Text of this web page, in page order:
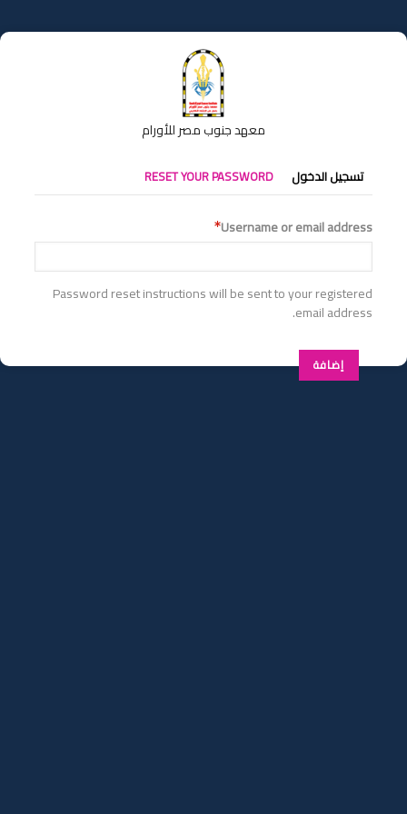
إلى
المحتوى
معهد جنوب مصر للأورام
التبويبات
الأساسية
تسجيل الدخول RESET YOUR PASSWORD
Username or email address
Password reset instructions will be sent to your registered
email address.